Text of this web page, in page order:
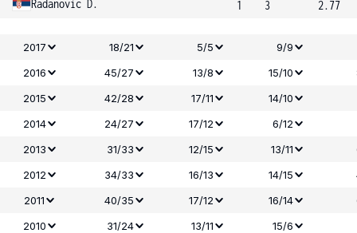
Radanovic D.
1
3
2.77
2017 18/21 5/5
9/9
2016
45/27 13/8 15/10
2015
42/28 17/11 14/10
2014
24/27 17/12
6/12
2013
31/33 12/15 13/11
2012
34/33 16/13 14/15
2011
40/35 17/12 16/14
2010
31/24 13/11 15/6